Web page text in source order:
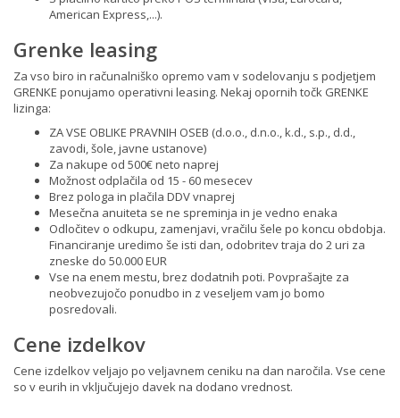
American Express,...).
Grenke leasing
Za vso biro in računalniško opremo vam v sodelovanju s podjetjem
GRENKE ponujamo operativni leasing. Nekaj opornih točk GRENKE
lizinga:
ZA VSE OBLIKE PRAVNIH OSEB (d.o.o., d.n.o., k.d., s.p., d.d.,
zavodi, šole, javne ustanove)
Za nakupe od 500€ neto naprej
Možnost odplačila od 15 - 60 mesecev
Brez pologa in plačila DDV vnaprej
Mesečna anuiteta se ne spreminja in je vedno enaka
Odločitev o odkupu, zamenjavi, vračilu šele po koncu obdobja.
Financiranje uredimo še isti dan, odobritev traja do 2 uri za
zneske do 50.000 EUR
Vse na enem mestu, brez dodatnih poti. Povprašajte za
neobvezujočo ponudbo in z veseljem vam jo bomo
posredovali.
Cene izdelkov
Cene izdelkov veljajo po veljavnem ceniku na dan naročila. Vse cene
so v eurih in vključujejo davek na dodano vrednost.